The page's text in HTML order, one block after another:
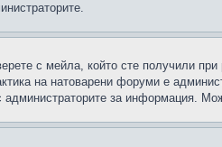
с мейла, който сте получили
на натоварени форуми е
за информация.